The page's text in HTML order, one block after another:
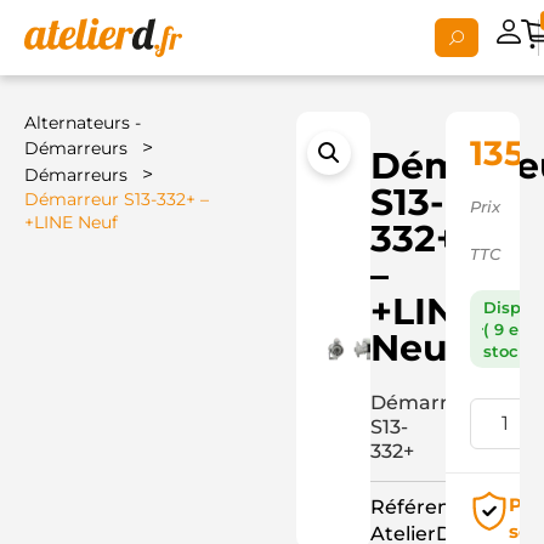
Alternateurs -
Démarreurs
>
Démarreurs >
Démarreur S13-332+ –
+LINE Neuf
S13-
332+
–
+LINE
Neuf
Démarreur
S13-
332+
Référence
AtelierD
Prix
TTC
( 9 en
stock )